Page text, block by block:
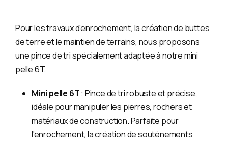
Pour les travaux d'enrochement, la création de buttes
de terre et le maintien de terrains, nous proposons
une pince de tri spécialement adaptée à notre mini
pelle 6T.
Mini pelle 6T: Pince de tri robuste et précise,
idéale pour manipuler les pierres, rochers et
matériaux de construction. Parfaite pour
l'enrochement, la création de soutènements